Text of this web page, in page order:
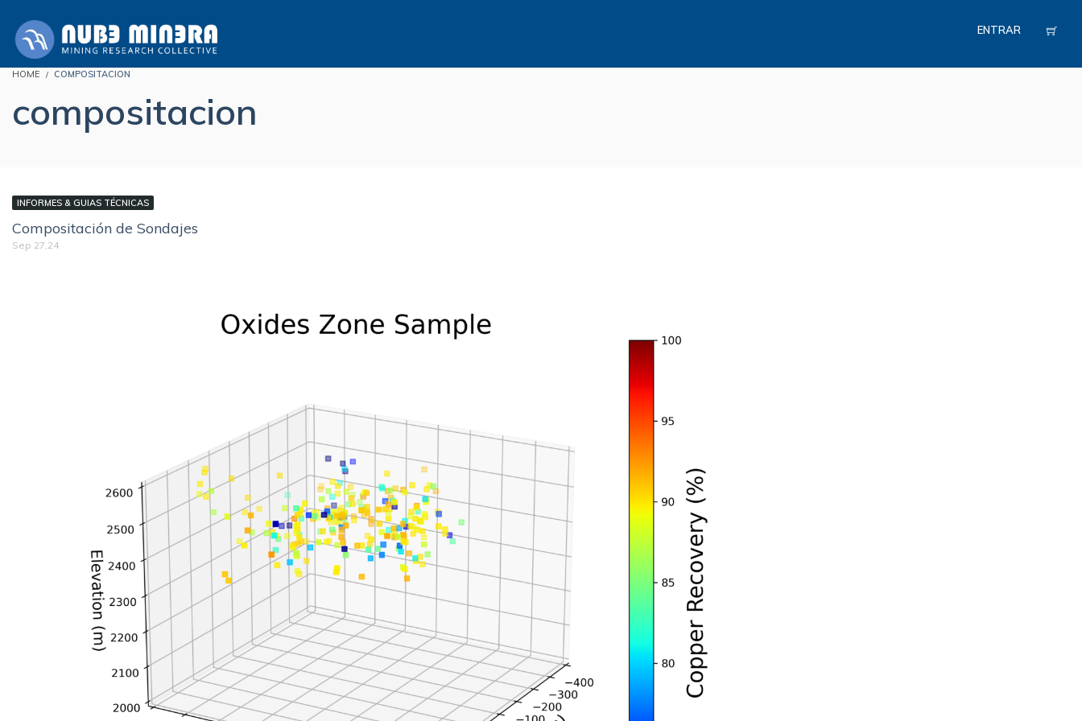
ENTRAR
HOME COMPOSITACION
compositacion
INFORMES & GUIAS TÉCNICAS
Compositación de Sondajes
Sep 27,24